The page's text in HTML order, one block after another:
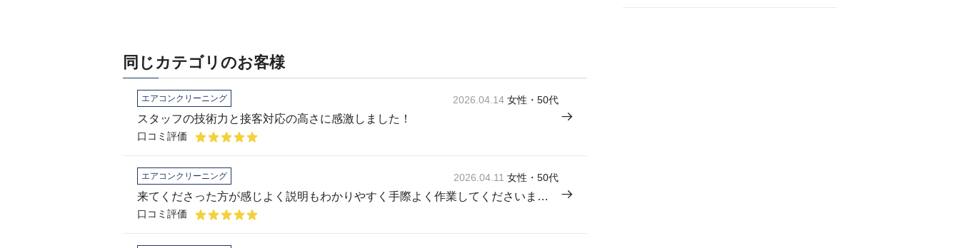
同じカテゴリのお客様
エアコンクリーニング 2026.04.14 女性・50代
スタッフの技術力と接客対応の高さに感激しました！
口コミ評価
エアコンクリーニング 2026.04.11 女性・50代
来てくださった方が感じよく説明もわかりやすく手際よく作業してくださいました。
口コミ評価